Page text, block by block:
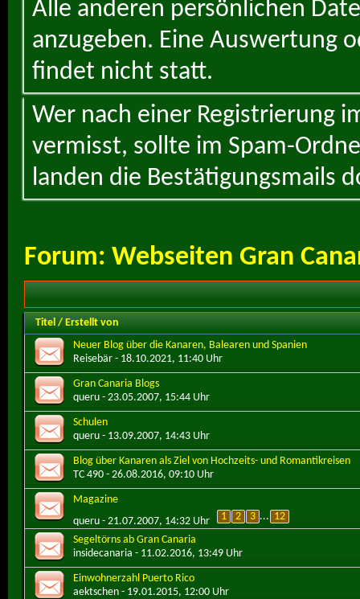
Alle anderen persönlichen
anzugeben. Eine Auswertung
findet nicht statt.
Wer nach einer Registrierung
vermisst, sollte im Spam-
landen die Bestätigungsmails
Forum: Webseiten Gran
Titel / Erstellt von
Neuer Blog über die Kanaren, Balearen und Spanien
Reisebär - 18.10.2021, 11:40 Uhr
Gran Canaria Blogs
queru - 23.05.2007, 15:44 Uhr
Schulen
queru - 13.09.2007, 14:43 Uhr
Blog über Kanaren als Ziel von Hochzeits- und Romantikreisen
TC 490 - 26.08.2016, 09:10 Uhr
Magazine
queru - 21.07.2007, 14:32 Uhr 1 2 3 ... 12
Segeltörns ab Gran Canaria
insidecanaria - 11.02.2016, 13:49 Uhr
Einwohnerzahl Puerto Rico
aektschen - 19.01.2015, 12:00 Uhr